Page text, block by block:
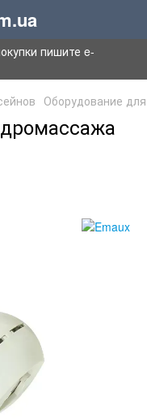
пишите e-
Оборудование